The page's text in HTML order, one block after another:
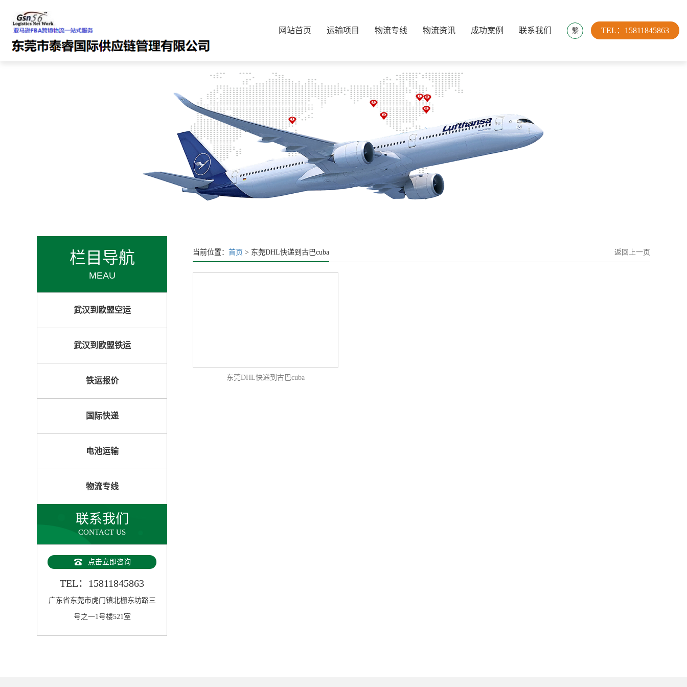
TEL：15811845863
繁
网站首页 运输项目 物流专线 物流资讯 成功案例 联系我们
栏目导航
MEAU
武汉到欧盟空运
武汉到欧盟铁运
铁运报价
国际快递
电池运输
物流专线
联系我们
CONTACT US
点击立即咨询
TEL：15811845863
广东省东莞市虎门镇北栅东坊路三
号之一1号楼521室
当前位置：首页 > 东莞DHL快递到古巴cuba 返回上一页
东莞DHL快递到古巴cuba